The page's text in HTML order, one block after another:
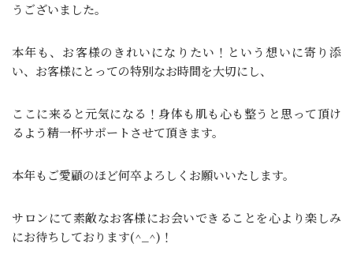
うございました。
本年も、お客様のきれいになりたい！という想いに寄り添
い、お客様にとっての特別なお時間を大切にし、
ここに来ると元気になる！身体も肌も心も整うと思って頂け
るよう精一杯サポートさせて頂きます。
本年もご愛顧のほど何卒よろしくお願いいたします。
サロンにて素敵なお客様にお会いできることを心より楽しみ
にお待ちしております(^_^)！